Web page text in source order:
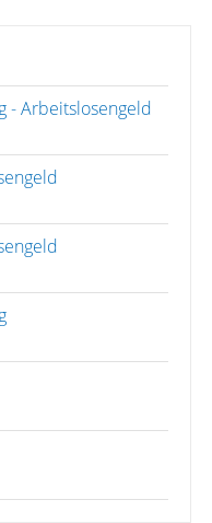
- Arbeitslosengeld